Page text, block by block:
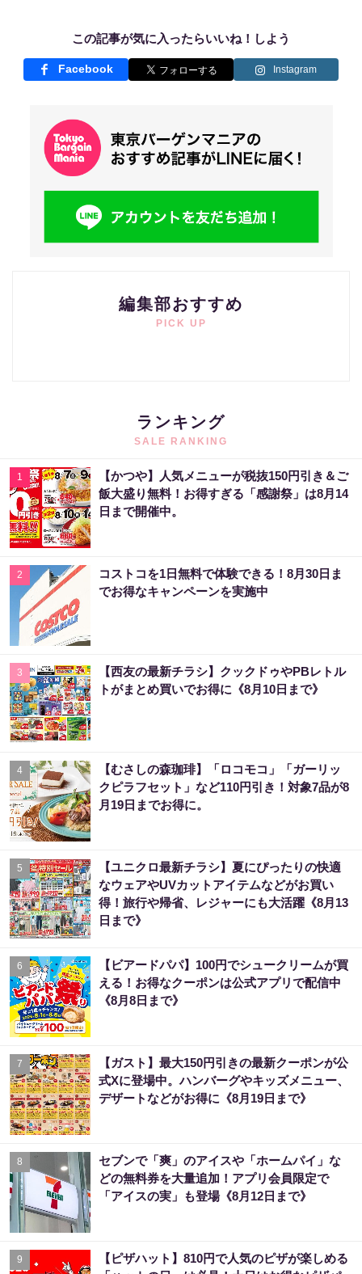
この記事が気に入ったらいいね！しよう
Facebook Instagram
編集部おすすめ
PICK UP
ランキング
SALE RANKING
1
【かつや】人気メニューが税抜150円引き＆ご
飯大盛り無料！お得すぎる「感謝祭」は8月14
日まで開催中。
2
コストコを1日無料で体験できる！8月30日ま
でお得なキャンペーンを実施中
3
【西友の最新チラシ】クックドゥやPBレトル
トがまとめ買いでお得に《8月10日まで》
4
【むさしの森珈琲】「ロコモコ」「ガーリッ
クピラフセット」など110円引き！対象7品が8
月19日までお得に。
5
【ユニクロ最新チラシ】夏にぴったりの快適
なウェアやUVカットアイテムなどがお買い
得！旅行や帰省、レジャーにも大活躍《8月13
日まで》
6
【ビアードパパ】100円でシュークリームが買
える！お得なクーポンは公式アプリで配信中
《8月8日まで》
7
【ガスト】最大150円引きの最新クーポンが公
式Xに登場中。ハンバーグやキッズメニュー、
デザートなどがお得に《8月19日まで》
8
セブンで「爽」のアイスや「ホームパイ」な
どの無料券を大量追加！アプリ会員限定で
「アイスの実」も登場《8月12日まで》
9
【ピザハット】810円で人気のピザが楽しめる